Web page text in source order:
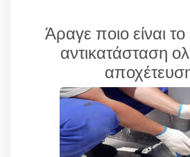
Άραγε ποιο είναι
αντικατάσταση